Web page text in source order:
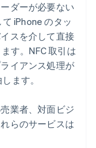
ダーが必要ない
iPhone のタッ
スを介して直接
す。NFC 取引は
イアンス処理が
ます。
業者、対面ビジ
らのサービスは